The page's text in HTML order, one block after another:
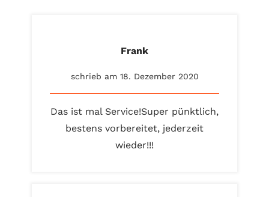
Frank
schrieb am 18. Dezember 2020
Das ist mal Service!Super pünktlich,
bestens vorbereitet, jederzeit
wieder!!!